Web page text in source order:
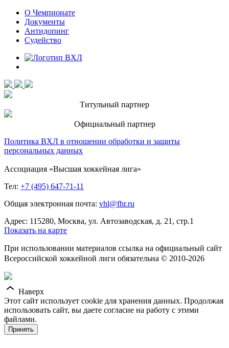
О Чемпионате
Документы
Антидопинг
Судейство
Титульный партнер
Официальный партнер
Политика ВХЛ в отношении обработки и защиты
персональных данных
Ассоциация «Высшая хоккейная лига»
Тел: +7 (495) 647-71-11
Общая электронная почта: vhl@fhr.ru
Адрес: 115280, Москва, ул. Автозаводская, д. 21, стр.1
Показать на карте
При использовании материалов ссылка на официальный сайт
Всероссийской хоккейной лиги обязательна © 2010-2026
Наверх
Этот сайт использует cookie для хранения данных. Продолжая
использовать сайт, вы даете согласие на работу с этими
файлами.
Принять